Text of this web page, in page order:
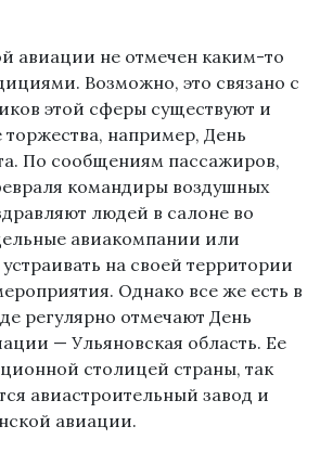
авиации не отмечен каким-то
Возможно, это связано с
этой сферы существуют и
например, День
По сообщениям пассажиров,
командиры воздушных
людей в салоне во
авиакомпании или
на своей территории
Однако все же есть в
регулярно отмечают День
— Ульяновская область. Ее
столицей страны, так
авиастроительный завод и
авиации.